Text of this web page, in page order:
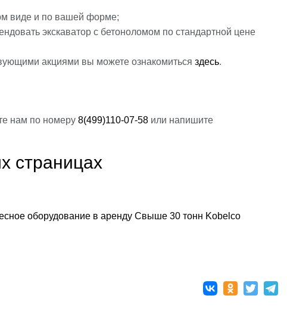
виде и по вашей форме;
экскаватор с бетоноломом по стандартной цене
акциями вы можете ознакомиться здесь.
нам по номеру 8(499)110-07-58 или напишите
страницах
оборудование в аренду Свыше 30 тонн Kobelco